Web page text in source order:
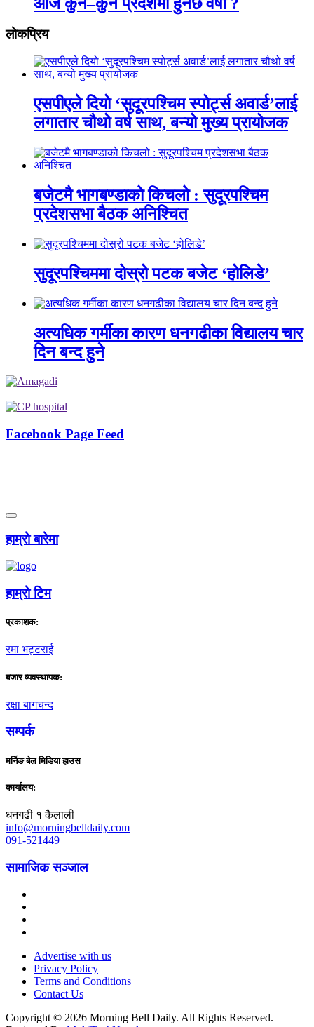
लाेकप्रिय
एसपीएले दियो ‘सुदूरपश्चिम स्पोर्ट्स अवार्ड’लाई
लगातार चौथो वर्ष साथ, बन्यो मुख्य प्रायोजक
बजेटमै भागबण्डाको किचलो : सुदूरपश्चिम
प्रदेशसभा बैठक अनिश्चित
सुदूरपश्चिममा दोस्रो पटक बजेट ‘होलिडे’
अत्यधिक गर्मीका कारण धनगढीका विद्यालय चार
दिन बन्द हुने
Facebook Page Feed
हाम्राे बारेमा
हाम्राे टिम
प्रकाशक:
रमा भट्टराई
बजार व्यवस्थापक:
रक्षा बागचन्द
सम्पर्क
मर्निङ बेल मिडिया हाउस
कार्यालय:
धनगढी १ कैलाली
info@morningbelldaily.com
091-521449
सामाजिक सञ्जाल
Advertise with us
Privacy Policy
Terms and Conditions
Contact Us
Copyright © 2026 Morning Bell Daily. All Rights Reserved.